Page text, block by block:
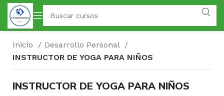
Inicio
Desarrollo Personal
INSTRUCTOR DE YOGA PARA NIÑOS
INSTRUCTOR DE YOGA PARA NIÑOS